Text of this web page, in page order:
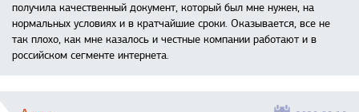
получила качественный документ, который был мне нужен, на
нормальных условиях и в кратчайшие сроки. Оказывается, все не
так плохо, как мне казалось и честные компании работают и в
российском сегменте интернета.